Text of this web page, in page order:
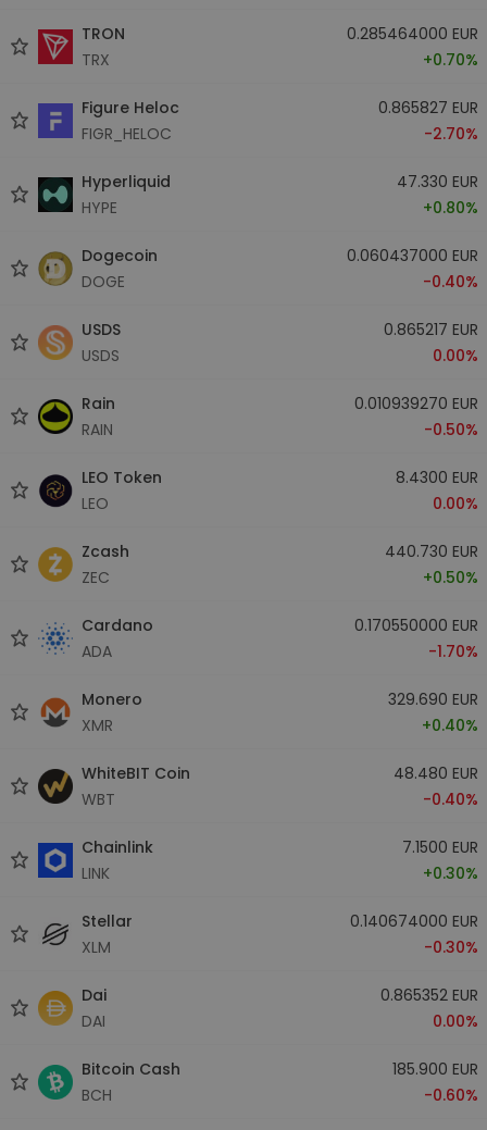
TRON
TRX
0.285464000 EUR
+0.70%
Figure Heloc
FIGR_HELOC
0.865827 EUR
-2.70%
Hyperliquid
HYPE
47.330 EUR
+0.80%
Dogecoin
DOGE
0.060437000 EUR
-0.40%
USDS
USDS
0.865217 EUR
0.00%
Rain
RAIN
0.010939270 EUR
-0.50%
LEO Token
LEO
8.4300 EUR
0.00%
Zcash
ZEC
440.730 EUR
+0.50%
Cardano
ADA
0.170550000 EUR
-1.70%
Monero
XMR
329.690 EUR
+0.40%
WhiteBIT Coin
WBT
48.480 EUR
-0.40%
Chainlink
LINK
7.1500 EUR
+0.30%
Stellar
XLM
0.140674000 EUR
-0.30%
Dai
DAI
0.865352 EUR
0.00%
Bitcoin Cash
BCH
185.900 EUR
-0.60%